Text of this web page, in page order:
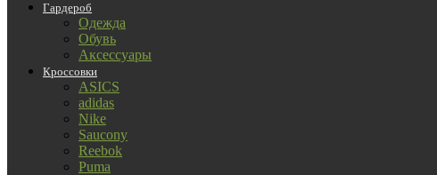
Гардероб
Одежда
Обувь
Аксессуары
Кроссовки
ASICS
adidas
Nike
Saucony
Reebok
Puma